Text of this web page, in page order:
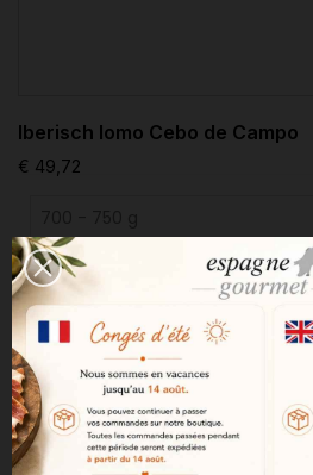
Iberisch lomo Cebo de Campo
€ 49,72
 IN